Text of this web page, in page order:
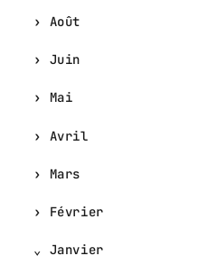
Août
Juin
Mai
Avril
Mars
Février
Janvier